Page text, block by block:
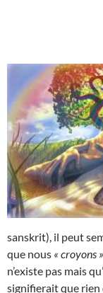
sanskrit), il peut
que nous « croyons »
n’existe pas mais
signifierait que rien